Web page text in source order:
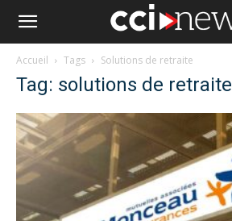
Accueil Tags Solutions de retraite
Tag: solutions de retraite